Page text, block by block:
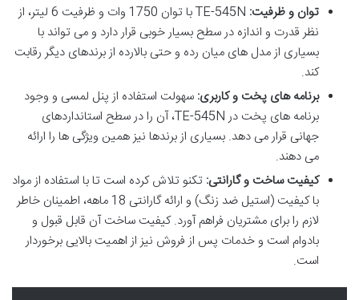
توان و ظرفیت:
TE-545N با توان 1750 وات و ظرفیت 6 لیتر، از
نظر قدرت و اندازه در سطح بسیار خوبی قرار دارد و می تواند با
بسیاری از مدل های میان رده و حتی بالارده از برندهای دیگر رقابت
کند.
برنامه های پخت و کاربری: سهولت استفاده از پنل لمسی و وجود
برنامه های پخت در TE-545N، آن را در سطح استانداردهای
جهانی قرار می دهد. بسیاری از برندها نیز همین ویژگی ها را ارائه
می دهند.
کیفیت ساخت و گارانتی: تکنو تلاش کرده است تا با استفاده از مواد
با کیفیت (استیل ضد زنگ) و ارائه گارانتی 18 ماهه، اطمینان خاطر
لازم را برای مشتریان فراهم آورد. کیفیت ساخت آن قابل قبول و
بادوام است و خدمات پس از فروش نیز از اهمیت بالایی برخوردار
است.